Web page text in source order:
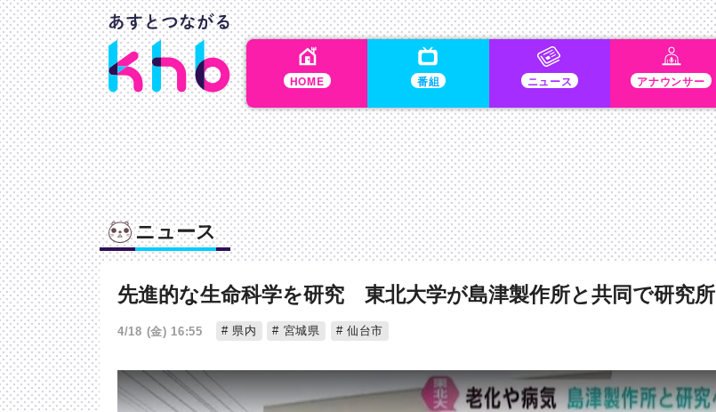
HOME 番組 ニュース アナウンサー
ニュース
先進的な生命科学を研究 東北大学が島津製作所と共同で研究所
4/18 (金) 16:55 県内 宮城県 仙台市